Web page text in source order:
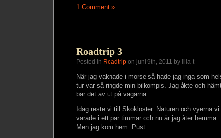
1 Comment »
Roadtrip 3
Posted in Roadtrip on juni 9th, 2011 by lilla-t
När jag vaknade i morse så hade jag inga som
tur var så ringde min bilkompis. Jag åkte och
bar det av ut på vägarna.
Idag reste vi till Skokloster. Naturen och vyerna
varade i ett par timmar och nu är jag åter
Men jag kom hem. Pust……